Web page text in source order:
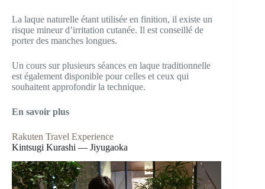
La laque naturelle étant utilisée en finition, il existe un
risque mineur d’irritation cutanée. Il est conseillé de
porter des manches longues.
Un cours sur plusieurs séances en laque traditionnelle
est également disponible pour celles et ceux qui
souhaitent approfondir la technique.
En savoir plus
Rakuten Travel Experience
Kintsugi Kurashi — Jiyugaoka